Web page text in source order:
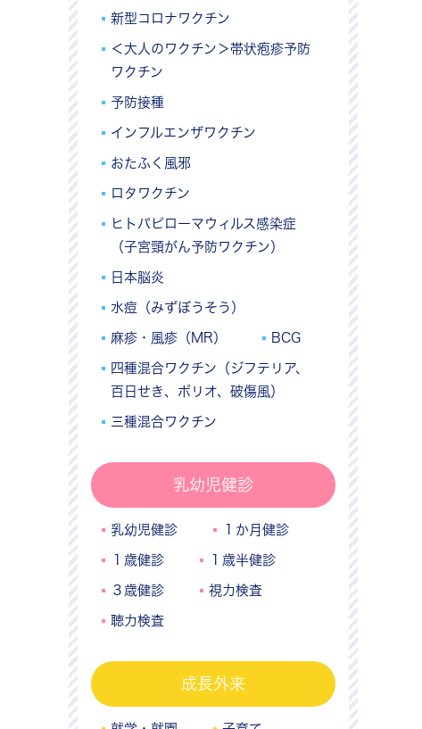
新型コロナワクチン
＜大人のワクチン＞帯状疱疹予防
ワクチン
予防接種
インフルエンザワクチン
おたふく風邪
ロタワクチン
ヒトパピローマウィルス感染症
（子宮頸がん予防ワクチン）
日本脳炎
水痘（みずぼうそう）
麻疹・風疹（MR） BCG
四種混合ワクチン（ジフテリア、
百日せき、ポリオ、破傷風）
三種混合ワクチン
乳幼児健診
乳幼児健診 １か月健診
１歳健診 １歳半健診
３歳健診 視力検査
聴力検査
成長外来